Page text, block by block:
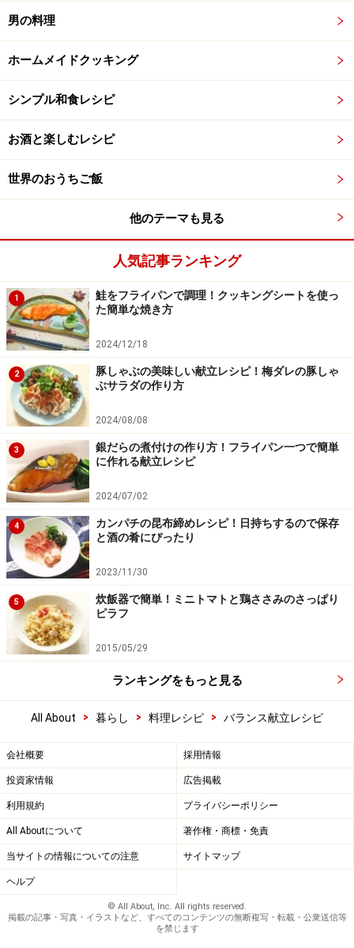
男の料理
ホームメイドクッキング
シンプル和食レシピ
お酒と楽しむレシピ
世界のおうちご飯
他のテーマも見る
人気記事ランキング
1
鮭をフライパンで調理！クッキングシートを使っ
た簡単な焼き方
2024/12/18
2
豚しゃぶの美味しい献立レシピ！梅ダレの豚しゃ
ぶサラダの作り方
2024/08/08
3
銀だらの煮付けの作り方！フライパン一つで簡単
に作れる献立レシピ
2024/07/02
4
カンパチの昆布締めレシピ！日持ちするので保存
と酒の肴にぴったり
2023/11/30
5
炊飯器で簡単！ミニトマトと鶏ささみのさっぱり
ピラフ
2015/05/29
ランキングをもっと見る
All About > 暮らし > 料理レシピ > バランス献立レシピ
会社概要 採用情報
投資家情報 広告掲載
利用規約 プライバシーポリシー
All Aboutについて 著作権・商標・免責
当サイトの情報についての注意 サイトマップ
ヘルプ
© All About, Inc. All rights reserved.
掲載の記事・写真・イラストなど、すべてのコンテンツの無断複写・転載・公衆送信等
を禁じます